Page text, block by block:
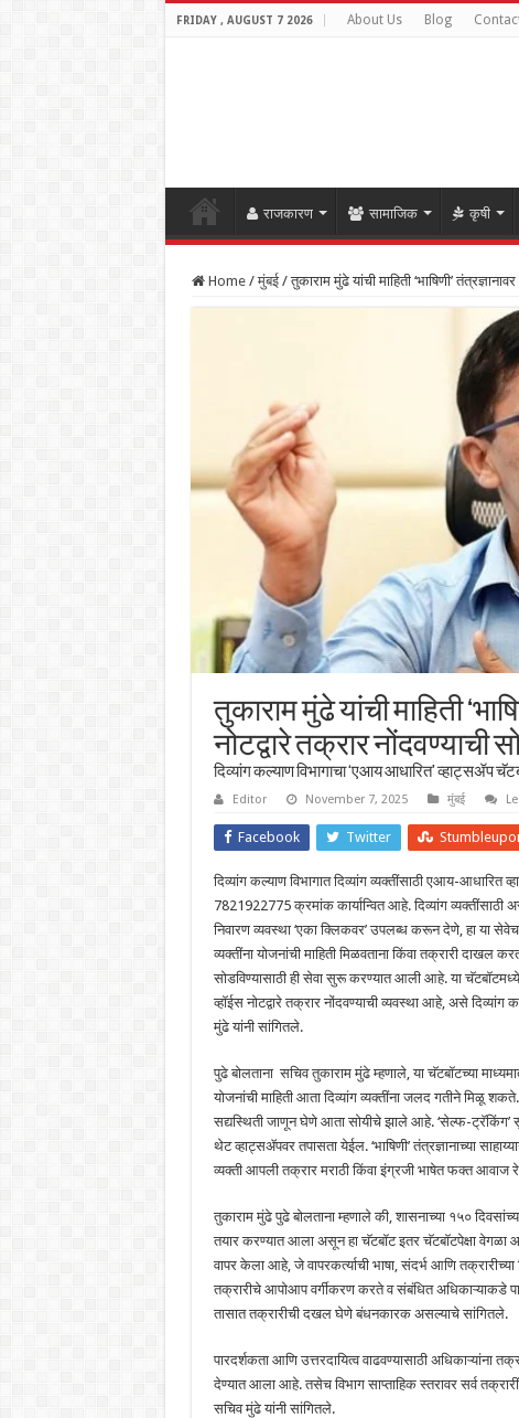
FRIDAY , AUGUST 7 2026 About Us Blog
राजकारण सामाजिक कृषी
Home / मुंबई / तुकाराम मुंढे यांची माहिती ‘भाषिणी’
तुकाराम मुंढे यांची माहिती
नोटद्वारे तक्रार नोंदवण्याची
दिव्यांग कल्याण विभागाचा ‘एआय आधारित’ व्हाट्सॲप
Editor November 7, 2025 मुंबई
Facebook Twitter
दिव्यांग कल्याण विभागात दिव्यांग व्यक्तींसाठी एआय-आधारित
7821922775 क्रमांक कार्यान्वित आहे. दिव्यांग व्यक्तींसाठी
निवारण व्यवस्था ‘एका क्लिकवर’ उपलब्ध करून देणे, हा या
व्यक्तींना योजनांची माहिती मिळवताना किंवा तक्रारी दाखल
सोडविण्यासाठी ही सेवा सुरू करण्यात आली आहे. या चॅटबॉटमध्ये
व्हॉईस नोटद्वारे तक्रार नोंदवण्याची व्यवस्था आहे, असे दिव्यांग
मुंढे यांनी सांगितले.
पुढे बोलताना सचिव तुकाराम मुंढे म्हणाले, या चॅटबॉटच्या
योजनांची माहिती आता दिव्यांग व्यक्तींना जलद गतीने मिळू
सद्यस्थिती जाणून घेणे आता सोयीचे झाले आहे. ‘सेल्फ-ट्रॅकिंग’
थेट व्हाट्सॲपवर तपासता येईल. ‘भाषिणी’ तंत्रज्ञानाच्या
व्यक्ती आपली तक्रार मराठी किंवा इंग्रजी भाषेत फक्त आवाज
तुकाराम मुंढे पुढे बोलताना म्हणाले की, शासनाच्या १५०
तयार करण्यात आला असून हा चॅटबॉट इतर चॅटबॉटपेक्षा
वापर केला आहे, जे वापरकर्त्याची भाषा, संदर्भ आणि
तक्रारीचे आपोआप वर्गीकरण करते व संबंधित अधिकाऱ्याकडे
तासात तक्रारीची दखल घेणे बंधनकारक असल्याचे सांगितले.
पारदर्शकता आणि उत्तरदायित्व वाढवण्यासाठी अधिकाऱ्यांना
देण्यात आला आहे. तसेच विभाग साप्ताहिक स्तरावर सर्व
सचिव मुंढे यांनी सांगितले.